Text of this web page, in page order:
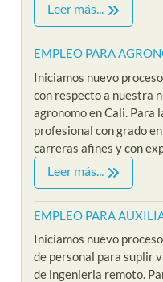
Leer más...
EMPLEO PARA
Iniciamos nuevo
con respecto a nuestra
agronomo en Cali. Para
profesional con grado
carreras afines y con
Leer más...
EMPLEO PARA
Iniciamos nuevo
de personal para suplir
de ingenieria remoto.